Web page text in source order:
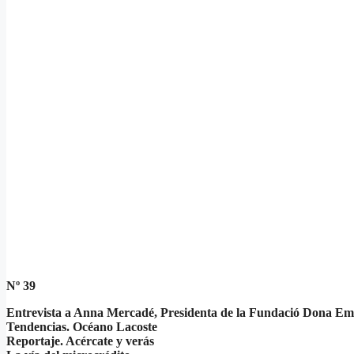
Nº 39
Entrevista a Anna Mercadé, Presidenta de la Fundació Dona
Tendencias. Océano Lacoste
Reportaje. Acércate y verás